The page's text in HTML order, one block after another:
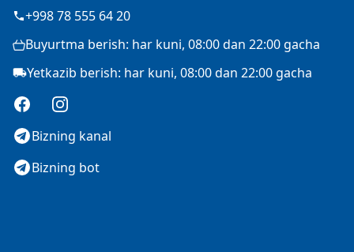
+998 78 555 64 20
Buyurtma berish: har kuni, 08:00 dan 22:00 gacha
Yetkazib berish: har kuni, 08:00 dan 22:00 gacha
FacebookInstagram
Bizning kanal
Bizning bot